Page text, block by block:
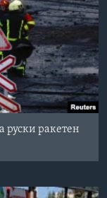
руски ракетен